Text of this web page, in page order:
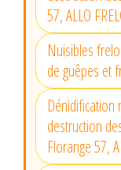
57, ALLO
Nuisibles
de guêpes et
Dénidification
destruction
Florange 57,